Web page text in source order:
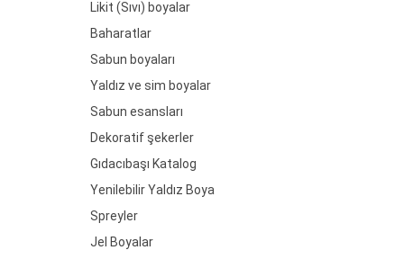
Likit (Sıvı) boyalar
Baharatlar
Sabun boyaları
Yaldız ve sim boyalar
Sabun esansları
Dekoratif şekerler
Gıdacıbaşı Katalog
Yenilebilir Yaldız Boya
Spreyler
Jel Boyalar